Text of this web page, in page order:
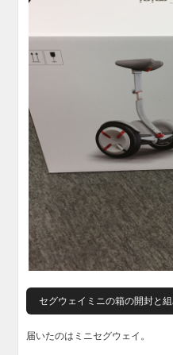
セグウェイミニの箱の開封と
届いたのはミニセグウェイ。